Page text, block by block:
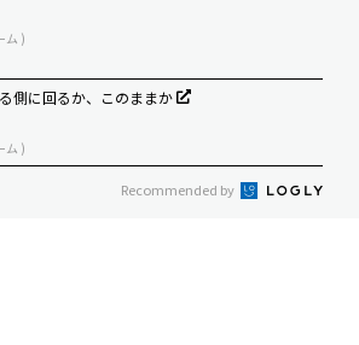
ム )
側に回るか、このままか
ム )
Recommended by